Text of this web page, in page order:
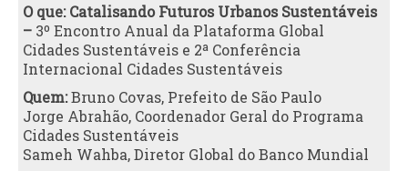
O que: Catalisando Futuros Urbanos Sustentáveis
– 3º Encontro Anual da Plataforma Global
Cidades Sustentáveis e 2ª Conferência
Internacional Cidades Sustentáveis
Quem:Bruno Covas, Prefeito de São Paulo
Jorge Abrahão, Coordenador Geral do Programa
Cidades Sustentáveis
Sameh Wahba, Diretor Global do Banco Mundial